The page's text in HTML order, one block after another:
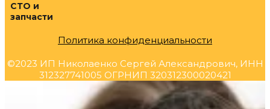
СТО и
запчасти
Политика конфиденциальности
©2023 ИП Николаенко Сергей Александрович, ИНН
312327741005 ОГРНИП 320312300020421